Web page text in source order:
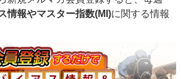
情報やマスター指数(MI)に関する情報